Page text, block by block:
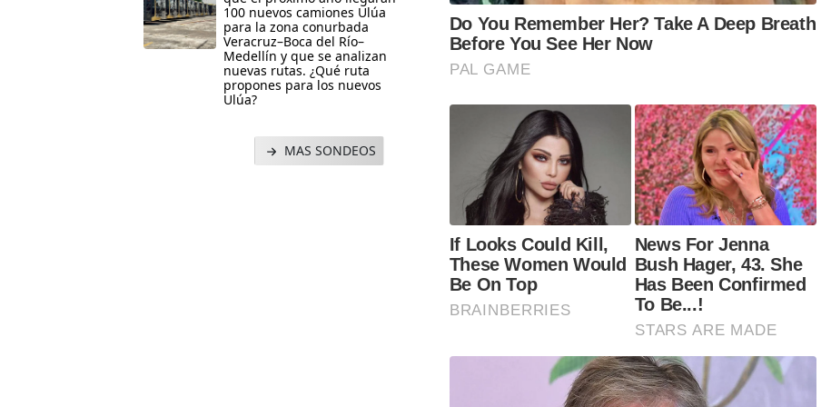
100 nuevos camiones Ulúa
para la zona conurbada
Veracruz–Boca del Río–
Medellín y que se analizan
nuevas rutas. ¿Qué ruta
propones para los nuevos
Ulúa?
MAS SONDEOS